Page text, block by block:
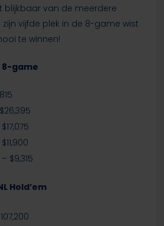
blijkbaar van de meerdere
vijfde plek in de 8-game wist
te winnen!
8-game
$9,315
Hold’em